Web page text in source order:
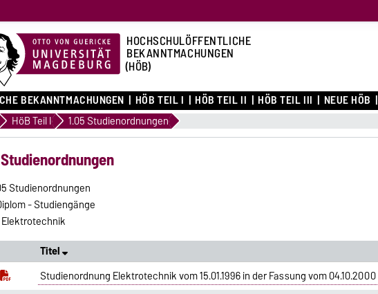
HOCHSCHULÖFFENTLICHE
BEKANNTMACHUNGEN
(HÖB)
BEKANNTMACHUNGEN HÖB TEIL I HÖB TEIL II HÖB TEIL III NEUE HÖB
HöB Teil I 1.05 Studienordnungen
Studienordnungen
- Studiengänge
Titel
Studienordnung Elektrotechnik vom 15.01.1996 in der Fassung vom 04.10.2000